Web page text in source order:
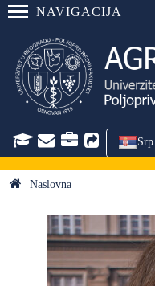
NAVIGACIJA
Srp
Naslovna